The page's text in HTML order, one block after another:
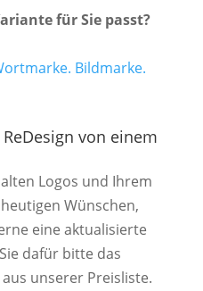
für Sie passt?
Bildmarke.
von einem
Logos und Ihrem
Wünschen,
eine aktualisierte
dafür bitte das
unserer Preisliste.